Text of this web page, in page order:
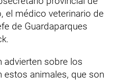
el médico veterinario de
de Guardaparques
advierten sobre los
estos animales, que son